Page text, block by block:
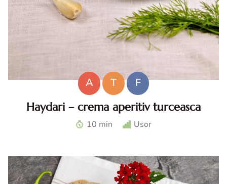
A T
F
Haydari – crema aperitiv turceasca
Haydari. Haydari reteta. Haydari turcesc. Ccrema aperitiv
turceasca. Sos haydari. Aperitiv cu iaurt.
10 min Usor